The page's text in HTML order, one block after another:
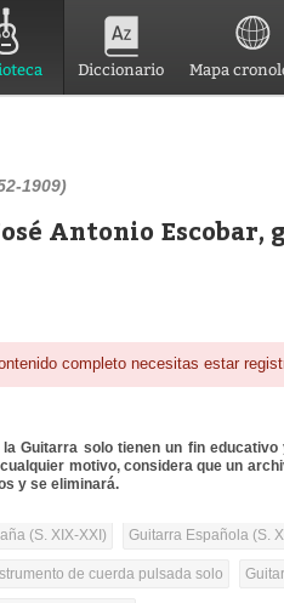
Diccionario Mapa
1909)
Antonio
completo necesitas estar
Guitarra solo tienen un fin
motivo, considera que un
y se eliminará.
(S. XIX-XXI) Guitarra Española (S.
de cuerda pulsada solo